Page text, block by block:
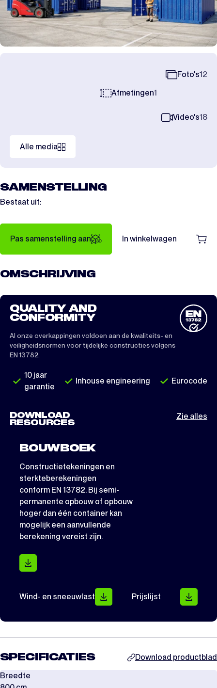
Foto's12
Afmetingen1
Video's18
Alle media
SAMENSTELLING
Bestaat uit:
Pas samenstelling aan In winkelwagen
OMSCHRIJVING
QUALITY AND
CONFORMITY
Al onze overkappingen voldoen aan de kwaliteits- en
veiligheidsnormen voor tijdelijke constructies volgens
EN 13782.
10 jaar
garantie
Inhouse engineering Eurocode
DOWNLOAD
RESOURCES
Zie alles
BOUWBOEK
Constructietekeningen en
sterkteberekeningen
conform EN 13782. Bij semi-
permanente opbouw of opbouw
hoger dan één container kan
mogelijk een aanvullende
berekening vereist zijn.
Wind- en sneeuwlast Prijslijst
SPECIFICATIES
Download productblad
Breedte